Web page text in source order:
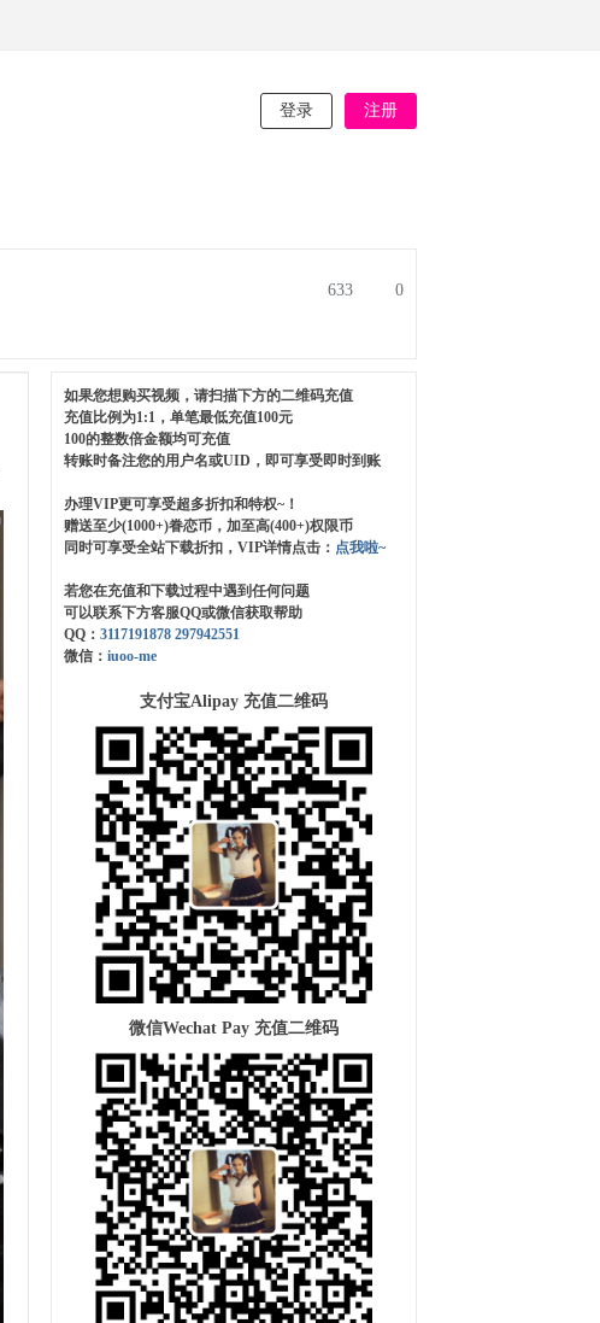
登录 注册
0
633
如果您想购买视频，请扫描下方的二维码充值
充值比例为1:1，单笔最低充值100元
100的整数倍金额均可充值
转账时备注您的用户名或UID，即可享受即时到账
办理VIP更可享受超多折扣和特权~！
赠送至少(1000+)眷恋币，加至高(400+)权限币
同时可享受全站下载折扣，VIP详情点击： 点我啦~
若您在充值和下载过程中遇到任何问题
可以联系下方客服QQ或微信获取帮助
QQ： 3117191878 297942551
微信： iuoo-me
支付宝Alipay 充值二维码
微信Wechat Pay 充值二维码